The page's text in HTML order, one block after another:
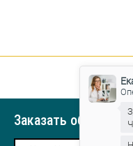
Заказать обратный